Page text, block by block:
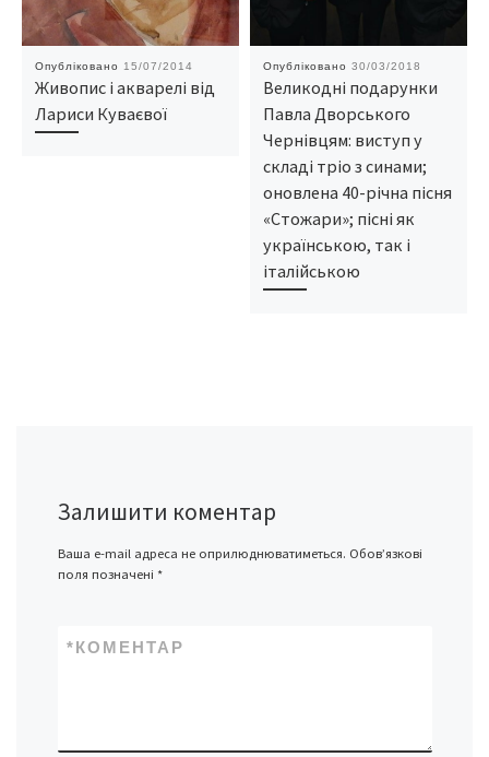
Опубліковано 15/07/2014
Живопис і акварелі від
Лариси Куваєвої
Опубліковано 30/03/2018
Великодні подарунки
Павла Дворського
Чернівцям: виступ у
складі тріо з синами;
оновлена 40-річна пісня
«Стожари»; пісні як
українською, так і
італійською
Залишити коментар
Ваша e-mail адреса не оприлюднюватиметься. Обов’язкові
поля позначені *
КОМЕНТАР
*